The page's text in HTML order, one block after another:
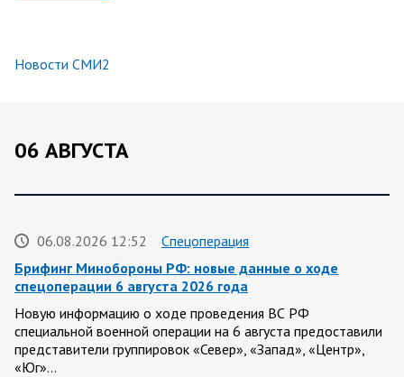
Новости СМИ2
06 АВГУСТА
06.08.2026 12:52
Спецоперация
Брифинг Минобороны РФ: новые данные о ходе
спецоперации 6 августа 2026 года
Новую информацию о ходе проведения ВС РФ
специальной военной операции на 6 августа предоставили
представители группировок «Север», «Запад», «Центр»,
«Юг»…